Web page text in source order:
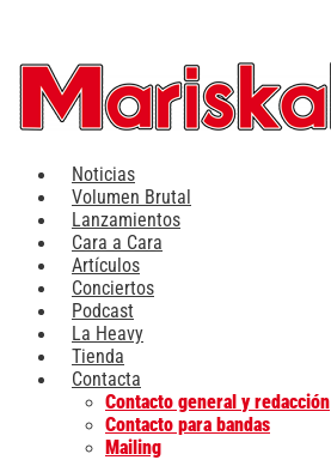
contenido
Noticias
Volumen Brutal
Lanzamientos
Cara a Cara
Artículos
Conciertos
Podcast
La Heavy
Tienda
Contacta
Contacto general y redacción
Contacto para bandas
Mailing